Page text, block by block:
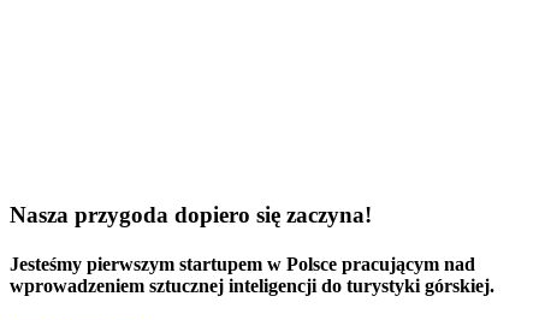
Nasza przygoda dopiero się zaczyna!
Jesteśmy pierwszym startupem w Polsce pracującym nad
wprowadzeniem sztucznej inteligencji do turystyki górskiej.